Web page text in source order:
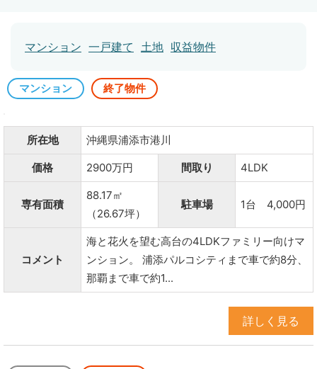
マンション 一戸建て 土地 収益物件
マンション 終了物件
所在地 沖縄県浦添市港川
価格 2900万円 間取り 4LDK
専有面積
88.17㎡
（26.67坪）
駐車場 1台 4,000円
コメント
海と花火を望む高台の4LDKファミリー向けマ
ンション。 浦添パルコシティまで車で約8分、
那覇まで車で約1...
詳しく見る